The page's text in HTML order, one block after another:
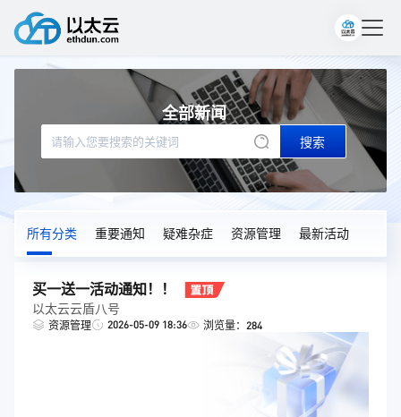
全部新闻
搜索
所有分类 重要通知 疑难杂症 资源管理 最新活动
买一送一活动通知！！
以太云云盾八号
资源管理 2026-05-09 18:36 浏览量：284